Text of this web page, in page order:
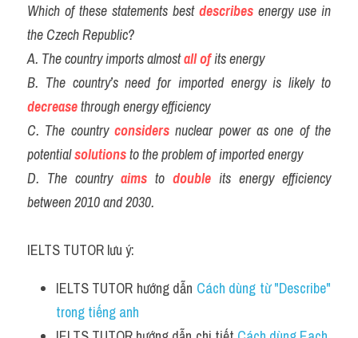
Which of these statements best describes energy use in
the Czech Republic?
A. The country imports almost all of its energy
decrease through energy efficiency
C. The country considers nuclear power as one of the
potential solutions to the problem of imported energy
D. The country aims to double its energy efficiency
between 2010 and 2030.
IELTS TUTOR lưu ý:
IELTS TUTOR hướng dẫn Cách dùng từ "Describe"
trong tiếng anh